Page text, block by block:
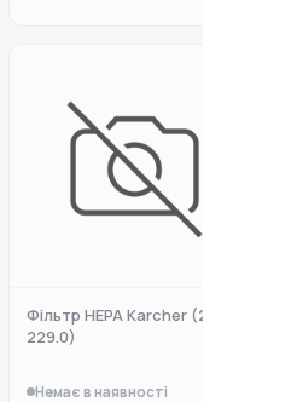
Фільтр HEPA Karcher (2.860-
229.0)
Немає в наявності